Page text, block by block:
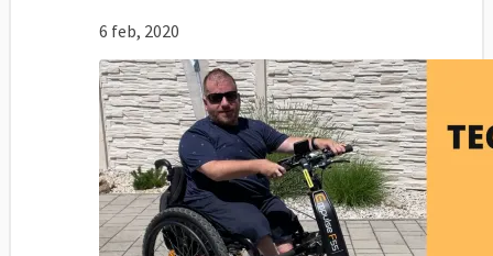
6 feb, 2020